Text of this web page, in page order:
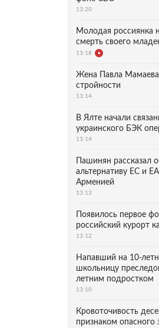
13:20
Молодая россиянка
смерть своего
13:18
Жена Павла Мамаева
стройности
13:14
В Ялте начали
украинского БЭК
13:14
Пашинян рассказал
альтернативу ЕС и
Арменией
13:13
Появилось первое
российский курорт
13:12
Напавший на 10-
школьницу
летним подростком
13:10
Кровоточивость
признаком опасного